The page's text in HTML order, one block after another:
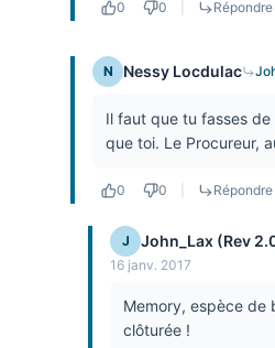
0 0 Répondre
N Nessy Locdulac
Il faut que tu fasses de
que toi. Le Procureur,
0 0 Répondre
J John_Lax (Rev
16 janv. 2017
Memory, espèce de
clôturée !